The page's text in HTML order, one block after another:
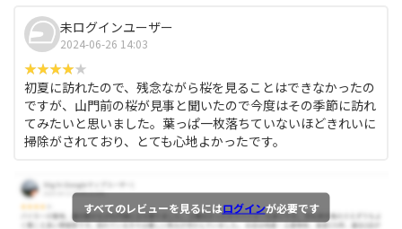
未ログインユーザー
2024-06-26 14:03
初夏に訪れたので、残念ながら桜を見ることはできなかったの
ですが、山門前の桜が見事と聞いたので今度はその季節に訪れ
てみたいと思いました。葉っぱ一枚落ちていないほどきれいに
掃除がされており、とても心地よかったです。
すべてのレビューを見るにはログインが必要です